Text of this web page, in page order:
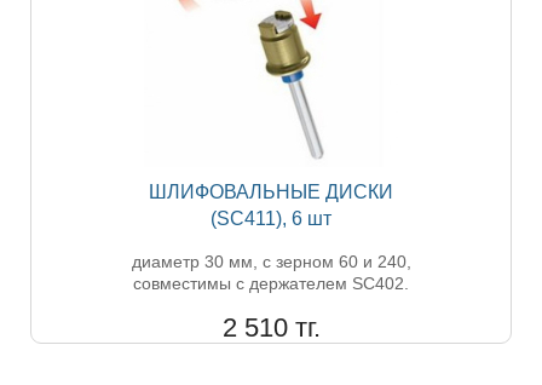
ШЛИФОВАЛЬНЫЕ ДИСКИ
(SC411), 6 шт
диаметр 30 мм, с зерном 60 и 240,
совместимы с держателем SC402.
2 510 тг.